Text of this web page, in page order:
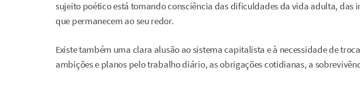
sujeito poético está tomando consciência das dificuldades da vida adulta, das
que permanecem ao seu redor.
Existe também uma clara alusão ao sistema capitalista e à necessidade de
ambições e planos pelo trabalho diário, as obrigações cotidianas, a